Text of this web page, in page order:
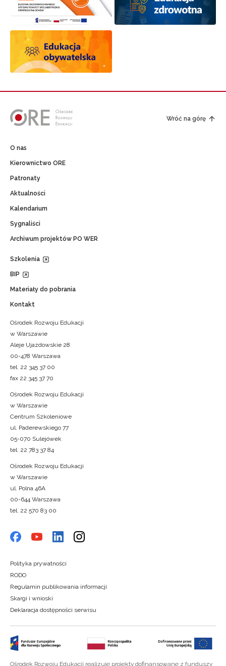
Wróć na górę
O nas
Kierownictwo ORE
Patronaty
Aktualności
Kalendarium
Sygnaliści
Archiwum projektów PO WER
Szkolenia
BIP
Materiały do pobrania
Kontakt
Ośrodek Rozwoju Edukacji
w Warszawie
Aleje Ujazdowskie 28
00-478 Warszawa
tel. 22 345 37 00
fax 22 345 37 70
Ośrodek Rozwoju Edukacji
w Warszawie
Centrum Szkoleniowe
ul. Paderewskiego 77
05-070 Sulejówek
tel. 22 783 37 84
Ośrodek Rozwoju Edukacji
w Warszawie
ul. Polna 46A
00-644 Warszawa
tel. 22 570 83 00
Polityka prywatności
RODO
Regulamin publikowania informacji
Skargi i wnioski
Deklaracja dostępności serwisu
Ośrodek Rozwoju Edukacji realizuje projekty dofinansowane z funduszy